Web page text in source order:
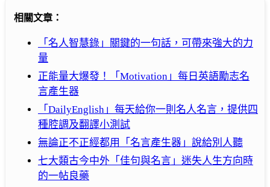
相關文章：
「名人智慧錄」關鍵的一句話，可帶來強大的力
量
正能量大爆發！「Motivation」每日英語勵志名
言產生器
「DailyEnglish」每天給你一則名人名言，提供四
種腔調及翻譯小測試
無論正不正經都用「名言產生器」說給別人聽
七大類古今中外「佳句與名言」迷失人生方向時
的一帖良藥